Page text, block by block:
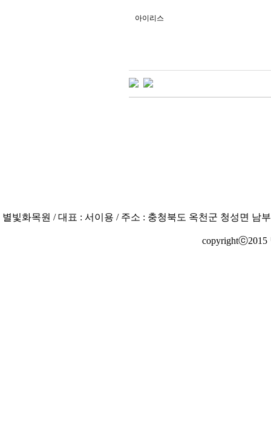
아이리스
별빛화목원 / 대표 : 서이용 / 주소 : 충청북도 옥천군 청성면 남
copyrightⓒ2015